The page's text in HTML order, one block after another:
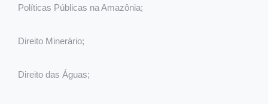
Políticas Públicas na Amazônia;
Direito Minerário;
Direito das Águas;